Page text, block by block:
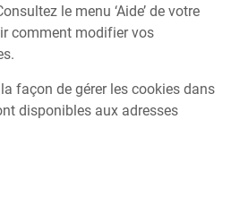
le menu ‘Aide’ de votre
comment modifier vos
façon de gérer les cookies dans
disponibles aux adresses